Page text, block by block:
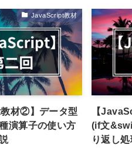
JavaScript教材
材②】データ型
演算子の使い方
【
(if文
り返し